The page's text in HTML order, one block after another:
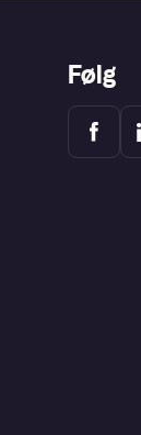
Følg